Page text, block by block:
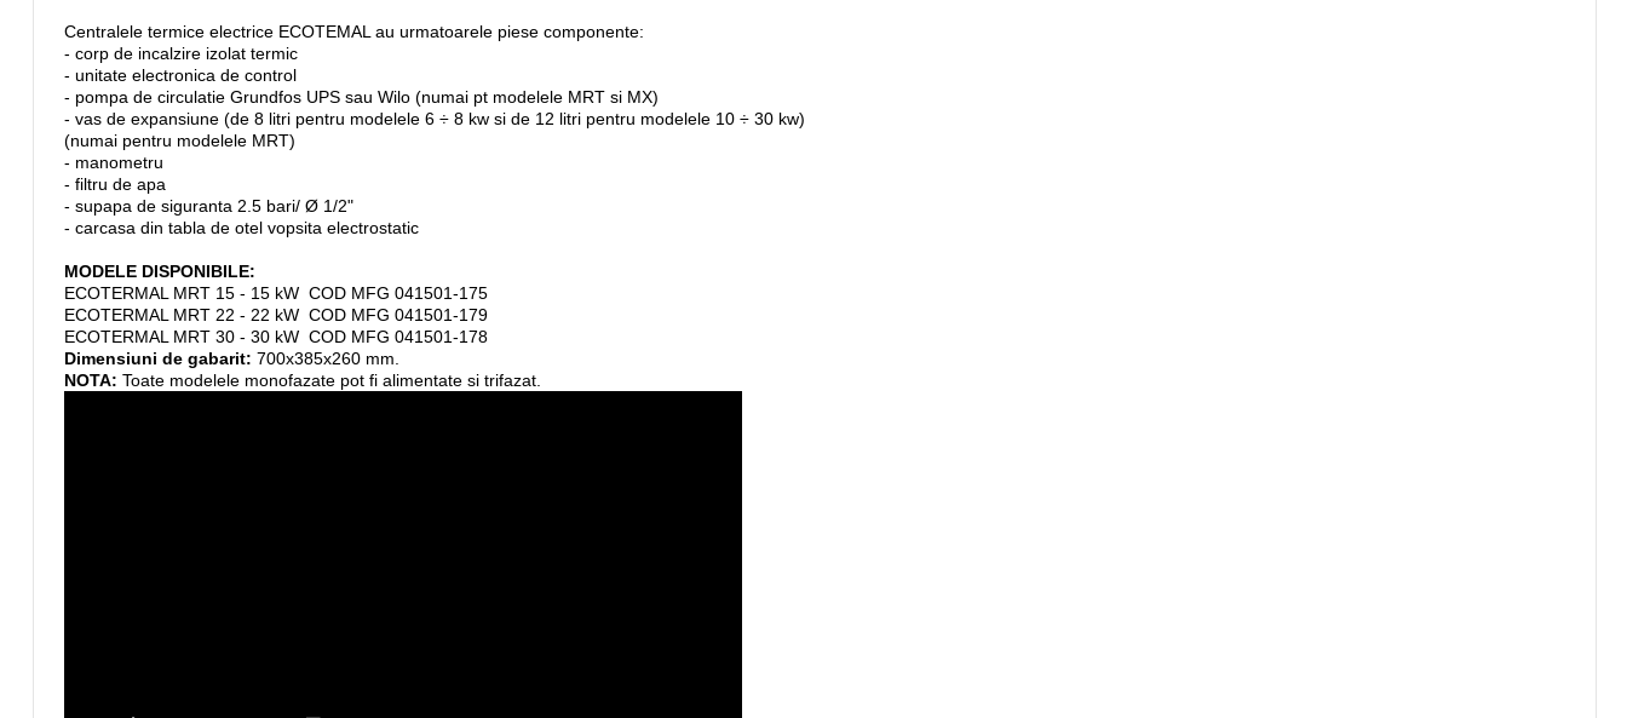
Centralele termice electrice ECOTEMAL au urmatoarele piese componente:
- corp de incalzire izolat termic
- unitate electronica de control
- pompa de circulatie Grundfos UPS sau Wilo (numai pt modelele MRT si MX)
- vas de expansiune (de 8 litri pentru modelele 6 ÷ 8 kw si de 12 litri pentru modelele 10 ÷ 30 kw)
(numai pentru modelele MRT)
- manometru
- filtru de apa
- supapa de siguranta 2.5 bari/ Ø 1/2"
- carcasa din tabla de otel vopsita electrostatic
MODELE DISPONIBILE:
ECOTERMAL MRT 15 - 15 kW COD MFG 041501-175
ECOTERMAL MRT 22 - 22 kW COD MFG 041501-179
ECOTERMAL MRT 30 - 30 kW COD MFG 041501-178
Dimensiuni de gabarit: 700x385x260 mm.
NOTA: Toate modelele monofazate pot fi alimentate si trifazat.